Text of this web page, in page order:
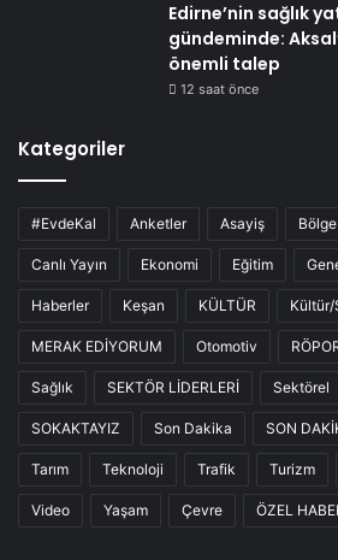
Edirne’nin sağlık
gündeminde:
önemli talep
12 saat önce
Kategoriler
#EvdeKal Anketler Asayiş Bölge
Canlı Yayın Ekonomi Eğitim
Haberler Keşan KÜLTÜR
MERAK EDİYORUM Otomotiv
Sağlık SEKTÖR LİDERLERİ Sektörel
SOKAKTAYIZ Son Dakika SON
Tarım Teknoloji Trafik Turizm
Video Yaşam Çevre ÖZEL